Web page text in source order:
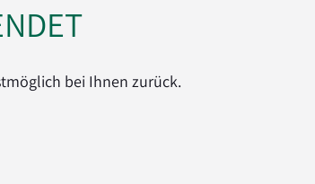
bei Ihnen zurück.